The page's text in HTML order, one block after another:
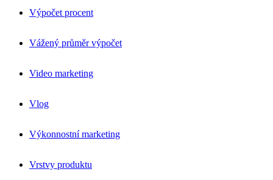
Výpočet procent
Vážený průměr výpočet
Video marketing
Vlog
Výkonnostní marketing
Vrstvy produktu